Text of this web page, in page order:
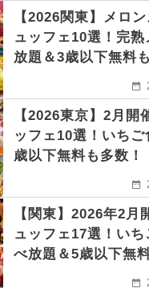
【2026関東】メロ
ュッフェ10選！完
放題＆3歳以下無料も
【2026東京】2月開
ッフェ10選！いちご
歳以下無料も多数！
【関東】2026年2月
ュッフェ17選！いち
べ放題＆5歳以下無